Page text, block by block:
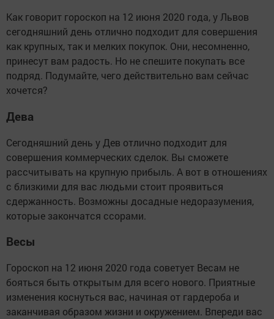
Как говорит гороскоп на 12 июня 2020 года, у Львов
сегодняшний день отлично подходит для совершения
как крупных, так и мелких покупок. Они, несомненно,
принесут вам радость. Но не спешите покупать все
подряд. Подумайте, чего действительно вам сейчас
хочется?
Дева
Сегодняшний день у Дев отлично подходит для
совершения коммерческих сделок. Вы сможете
рассчитывать на крупную прибыль. А вот в отношениях
с близкими для вас людьми стоит проявиться
сдержанность. Возможны досадные недоразумения,
которые закончатся ссорами.
Весы
Гороскоп на 12 июня 2020 года советует Весам не
бояться быть открытым для всего нового. Приятные
изменения коснуться вас, начиная от гардероба и
заканчивая образом жизни и окружением. Впереди вас